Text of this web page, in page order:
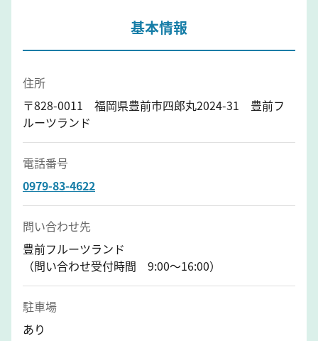
基本情報
住所
〒828-0011 福岡県豊前市四郎丸2024-31 豊前フ
ルーツランド
電話番号
0979-83-4622
問い合わせ先
豊前フルーツランド
（問い合わせ受付時間 9:00～16:00）
駐車場
あり